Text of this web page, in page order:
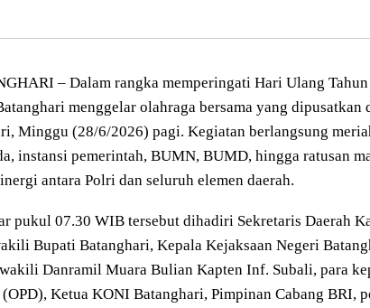
– Dalam rangka memperingati Hari Ulang
menggelar olahraga bersama yang dipusatkan
Minggu (28/6/2026) pagi. Kegiatan berlangsung
instansi pemerintah, BUMN, BUMD, hingga ratusan
antara Polri dan seluruh elemen daerah.
pukul 07.30 WIB tersebut dihadiri Sekretaris Daerah
Bupati Batanghari, Kepala Kejaksaan Negeri
Danramil Muara Bulian Kapten Inf. Subali, para
Ketua KONI Batanghari, Pimpinan Cabang BRI,